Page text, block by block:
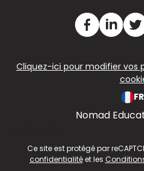
Cliquez-ici pour modifier vos
FR
Nomad
Ce site est protégé par
confidentialitéet les